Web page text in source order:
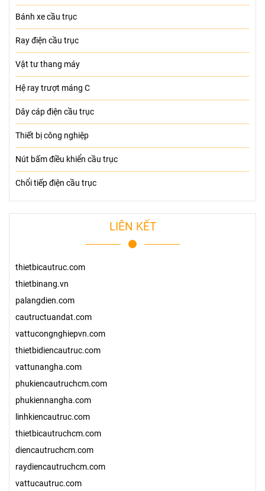
Bánh xe cầu trục
Ray điện cầu trục
Vật tư thang máy
Hệ ray trượt máng C
Dây cáp điện cầu trục
Thiết bị công nghiệp
Nút bấm điều khiển cầu trục
Chổi tiếp điện cầu trục
LIÊN KẾT
thietbicautruc.com
thietbinang.vn
palangdien.com
cautructuandat.com
vattucongnghiepvn.com
thietbidiencautruc.com
vattunangha.com
phukiencautruchcm.com
phukiennangha.com
linhkiencautruc.com
thietbicautruchcm.com
diencautruchcm.com
raydiencautruchcm.com
vattucautruc.com